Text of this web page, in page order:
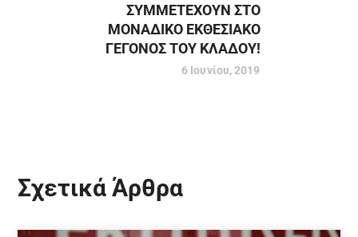
ΣΥΜΜΕΤΕΧΟΥΝ ΣΤΟ
ΜΟΝΑΔΙΚΟ ΕΚΘΕΣΙΑΚΟ
ΓΕΓΟΝΟΣ ΤΟΥ ΚΛΑΔΟΥ!
6 Ιουνίου, 2019
Σχετικά Άρθρα